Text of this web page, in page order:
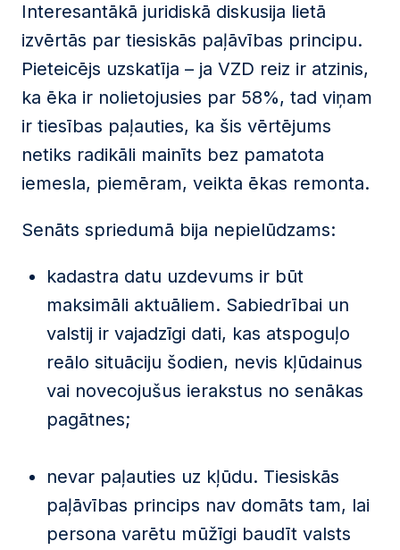
Interesantākā juridiskā diskusija lietā
izvērtās par tiesiskās paļāvības principu.
Pieteicējs uzskatīja – ja VZD reiz ir atzinis,
ka ēka ir nolietojusies par 58%, tad viņam
ir tiesības paļauties, ka šis vērtējums
netiks radikāli mainīts bez pamatota
iemesla, piemēram, veikta ēkas remonta.
Senāts spriedumā bija nepielūdzams:
kadastra datu uzdevums ir būt
maksimāli aktuāliem. Sabiedrībai un
valstij ir vajadzīgi dati, kas atspoguļo
reālo situāciju šodien, nevis kļūdainus
vai novecojušus ierakstus no senākas
pagātnes;
nevar paļauties uz kļūdu. Tiesiskās
paļāvības princips nav domāts tam, lai
persona varētu mūžīgi baudīt valsts